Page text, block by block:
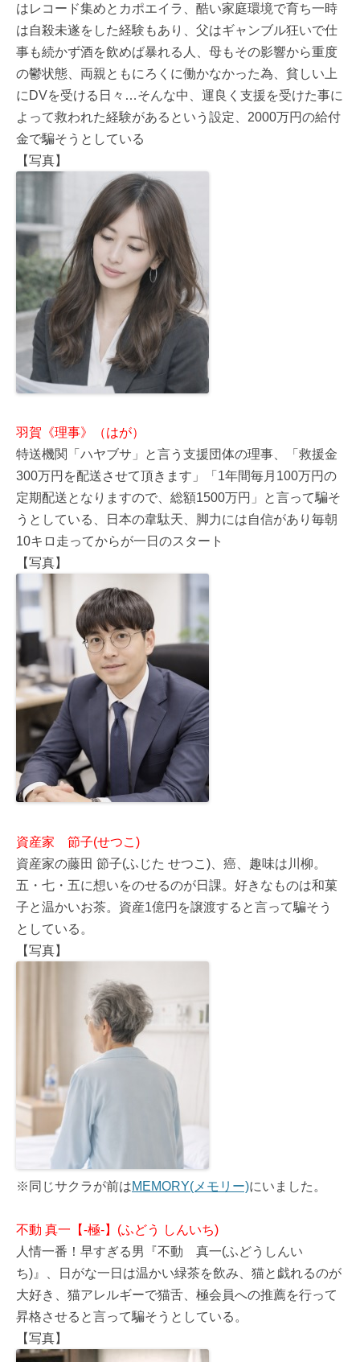
はレコード集めとカポエイラ、酷い家庭環境で育ち一時
は自殺未遂をした経験もあり、父はギャンブル狂いで仕
事も続かず酒を飲めば暴れる人、母もその影響から重度
の鬱状態、両親ともにろくに働かなかった為、貧しい上
にDVを受ける日々…そんな中、運良く支援を受けた事に
よって救われた経験があるという設定、2000万円の給付
金で騙そうとしている
【写真】
羽賀《理事》（はが）
特送機関「ハヤブサ」と言う支援団体の理事、「救援金
300万円を配送させて頂きます」「1年間毎月100万円の
定期配送となりますので、総額1500万円」と言って騙そ
うとしている、日本の韋駄天、脚力には自信があり毎朝
10キロ走ってからが一日のスタート
【写真】
資産家 節子(せつこ)
資産家の藤田 節子(ふじた せつこ)、癌、趣味は川柳。
五・七・五に想いをのせるのが日課。好きなものは和菓
子と温かいお茶。資産1億円を譲渡すると言って騙そう
としている。
【写真】
※同じサクラが前はMEMORY(メモリー)にいました。
不動 真一【-極-】(ふどう しんいち)
人情一番！早すぎる男『不動 真一(ふどうしんい
ち)』、日がな一日は温かい緑茶を飲み、猫と戯れるのが
大好き、猫アレルギーで猫舌、極会員への推薦を行って
昇格させると言って騙そうとしている。
【写真】